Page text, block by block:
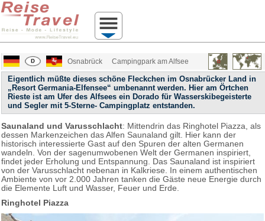
Osnabrück Campingpark am Alfsee
Eigentlich müßte dieses schöne Fleckchen im Osnabrücker Land in
„Resort Germania-Elfensee“ umbenannt werden. Hier am Örtchen
Rieste ist am Ufer des Alfsees ein Dorado für Wasserskibegeisterte
und Segler mit 5-Sterne- Campingplatz entstanden.
Saunaland und Varusschlacht: Mittendrin das Ringhotel Piazza, als
dessen Markenzeichen das Alfen Saunaland gilt. Hier kann der
historisch interessierte Gast auf den Spuren der alten Germanen
wandeln. Von der sagenumwobenen Welt der Germanen inspiriert,
findet jeder Erholung und Entspannung. Das Saunaland ist inspiriert
von der Varusschlacht nebenan in Kalkriese. ​In einem authentischen
Ambiente von vor 2.000 Jahren tanken die Gäste neue Energie durch
die Elemente Luft und Wasser, Feuer und Erde.
Ringhotel Piazza